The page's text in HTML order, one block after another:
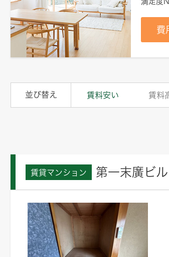
費
並び替え 賃料安い 賃料
賃貸マンション 第一末廣ビル